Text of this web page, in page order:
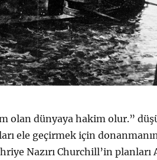
olan dünyaya hakim olur.”
ele geçirmek için
Nazırı Churchill’in